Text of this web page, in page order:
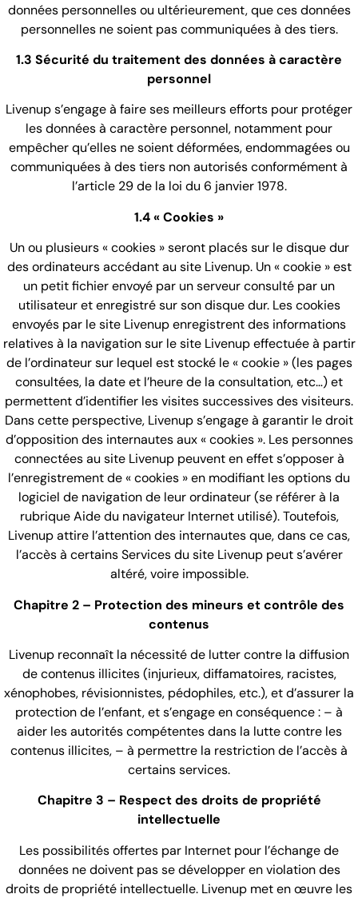
données personnelles ou ultérieurement, que ces données
personnelles ne soient pas communiquées à des tiers.
1.3 Sécurité du traitement des données à caractère
personnel
Livenup s’engage à faire ses meilleurs efforts pour protéger
les données à caractère personnel, notamment pour
empêcher qu’elles ne soient déformées, endommagées ou
communiquées à des tiers non autorisés conformément à
l’article 29 de la loi du 6 janvier 1978.
1.4 « Cookies »
Un ou plusieurs « cookies » seront placés sur le disque dur
des ordinateurs accédant au site Livenup. Un « cookie » est
un petit fichier envoyé par un serveur consulté par un
utilisateur et enregistré sur son disque dur. Les cookies
envoyés par le site Livenup enregistrent des informations
relatives à la navigation sur le site Livenup effectuée à partir
de l’ordinateur sur lequel est stocké le « cookie » (les pages
consultées, la date et l’heure de la consultation, etc…) et
permettent d’identifier les visites successives des visiteurs.
Dans cette perspective, Livenup s’engage à garantir le droit
d’opposition des internautes aux « cookies ». Les personnes
connectées au site Livenup peuvent en effet s’opposer à
l’enregistrement de « cookies » en modifiant les options du
logiciel de navigation de leur ordinateur (se référer à la
rubrique Aide du navigateur Internet utilisé). Toutefois,
Livenup attire l’attention des internautes que, dans ce cas,
l’accès à certains Services du site Livenup peut s’avérer
altéré, voire impossible.
Chapitre 2 – Protection des mineurs et contrôle des
contenus
Livenup reconnaît la nécessité de lutter contre la diffusion
de contenus illicites (injurieux, diffamatoires, racistes,
xénophobes, révisionnistes, pédophiles, etc.), et d’assurer la
protection de l’enfant, et s’engage en conséquence : – à
aider les autorités compétentes dans la lutte contre les
contenus illicites, – à permettre la restriction de l’accès à
certains services.
Chapitre 3 – Respect des droits de propriété
intellectuelle
Les possibilités offertes par Internet pour l’échange de
données ne doivent pas se développer en violation des
droits de propriété intellectuelle. Livenup met en œuvre les